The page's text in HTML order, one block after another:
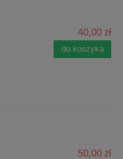
40,00 zł
do koszyka
50,00 zł